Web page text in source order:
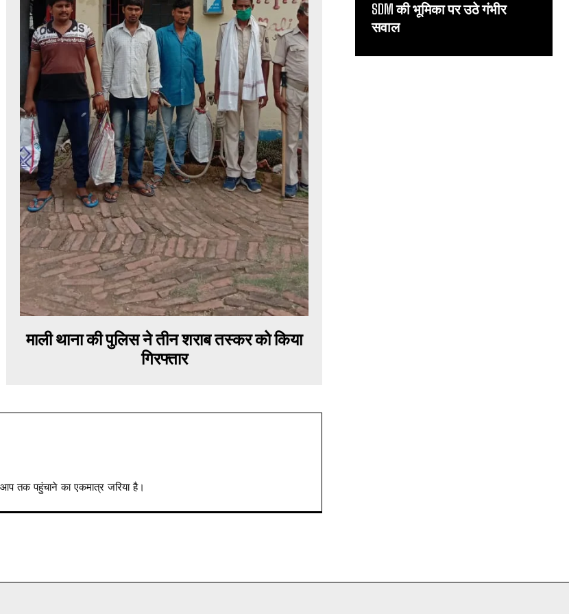
माली थाना की पुलिस ने तीन शराब तस्कर को किया
गिरफ्तार
आप तक पहुंचाने का एकमात्र जरिया है।
SDM की भूमिका पर उठे गंभीर
सवाल